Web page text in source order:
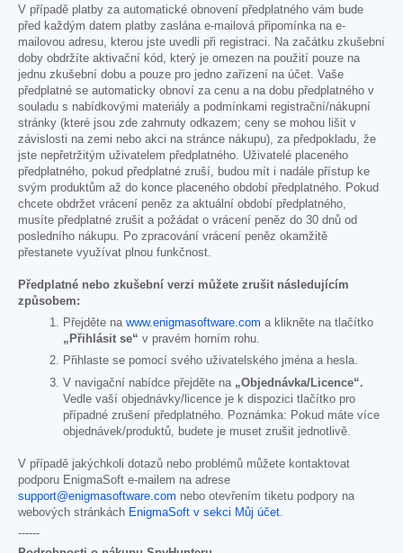
V případě platby za automatické obnovení předplatného vám bude
před každým datem platby zaslána e-mailová připomínka na e-
mailovou adresu, kterou jste uvedli při registraci. Na začátku zkušební
doby obdržíte aktivační kód, který je omezen na použití pouze na
jednu zkušební dobu a pouze pro jedno zařízení na účet. Vaše
předplatné se automaticky obnoví za cenu a na dobu předplatného v
souladu s nabídkovými materiály a podmínkami registrační/nákupní
stránky (které jsou zde zahrnuty odkazem; ceny se mohou lišit v
závislosti na zemi nebo akci na stránce nákupu), za předpokladu, že
jste nepřetržitým uživatelem předplatného. Uživatelé placeného
předplatného, pokud předplatné zruší, budou mít i nadále přístup ke
svým produktům až do konce placeného období předplatného. Pokud
chcete obdržet vrácení peněz za aktuální období předplatného,
musíte předplatné zrušit a požádat o vrácení peněz do 30 dnů od
posledního nákupu. Po zpracování vrácení peněz okamžitě
přestanete využívat plnou funkčnost.
Předplatné nebo zkušební verzi můžete zrušit následujícím
způsobem:
Přejděte na www.enigmasoftware.com a klikněte na tlačítko
„Přihlásit se“ v pravém horním rohu.
Přihlaste se pomocí svého uživatelského jména a hesla.
V navigační nabídce přejděte na „Objednávka/Licence“.
Vedle vaší objednávky/licence je k dispozici tlačítko pro
případné zrušení předplatného. Poznámka: Pokud máte více
objednávek/produktů, budete je muset zrušit jednotlivě.
V případě jakýchkoli dotazů nebo problémů můžete kontaktovat
podporu EnigmaSoft e-mailem na adrese
support@enigmasoftware.com nebo otevřením tiketu podpory na
webových stránkách EnigmaSoft v sekci Můj účet
------